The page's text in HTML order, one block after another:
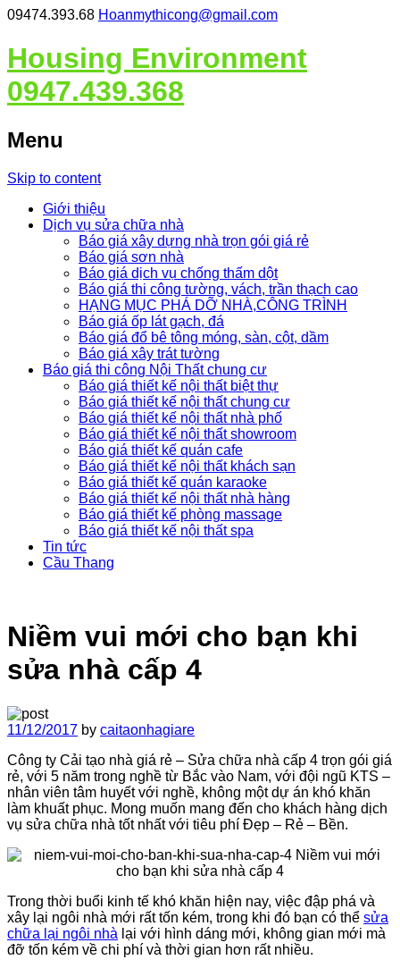
09474.393.68 Hoanmythicong@gmail.com
Housing Environment
0947.439.368
Menu
Skip to content
Giới thiệu
Dịch vụ sửa chữa nhà
Báo giá xây dựng nhà trọn gói giá rẻ
Báo giá sơn nhà
Báo giá dịch vụ chống thấm dột
Báo giá thi công tường, vách, trần thạch cao
HẠNG MỤC PHÁ DỠ NHÀ,CÔNG TRÌNH
Báo giá ốp lát gạch, đá
Báo giá đổ bê tông móng, sàn, cột, dầm
Báo giá xây trát tường
Báo giá thi công Nội Thất chung cư
Báo giá thiết kế nội thất biệt thự
Báo giá thiết kế nội thất chung cư
Báo giá thiết kế nội thất nhà phố
Báo giá thiết kế nội thất showroom
Báo giá thiết kế quán cafe
Báo giá thiết kế nội thất khách sạn
Báo giá thiết kế quán karaoke
Báo giá thiết kế nội thất nhà hàng
Báo giá thiết kế phòng massage
Báo giá thiết kế nội thất spa
Tin tức
Cầu Thang
Niềm vui mới cho bạn khi
sửa nhà cấp 4
11/12/2017 by caitaonhagiare
Công ty Cải tạo nhà giá rẻ – Sửa chữa nhà cấp 4 trọn gói giá
rẻ, với 5 năm trong nghề từ Bắc vào Nam, với đội ngũ KTS –
nhân viên tâm huyết với nghề, không một dự án khó khăn
làm khuất phục. Mong muốn mang đến cho khách hàng dịch
vụ sửa chữa nhà tốt nhất với tiêu phí Đẹp – Rẻ – Bền.
Trong thời buổi kinh tế khó khăn hiện nay, việc đập phá và
xây lại ngôi nhà mới rất tốn kém, trong khi đó bạn có thể sửa
chữa lại ngôi nhà lại với hình dáng mới, không gian mới mà
đỡ tốn kém về chi phí và thời gian hơn rất nhiều.